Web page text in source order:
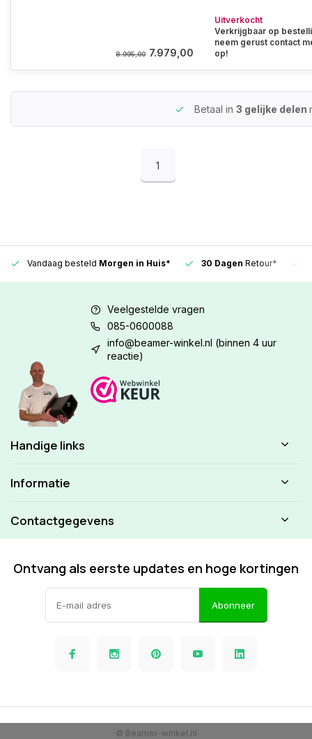
8.995,00 7.979,00
Uitverkocht
Verkrijgbaar op
neem gerust contact
op!
Betaal in 3 gelijke delen
1
Vandaag besteld Morgen in Huis* 30 Dagen Retour*
Veelgestelde vragen
085-0600088
info@beamer-winkel.nl (binnen 4 uur
reactie)
Handige links
Informatie
Contactgegevens
Ontvang als eerste updates en hoge kortingen
Abonneer
© Beamer-winkel.nl